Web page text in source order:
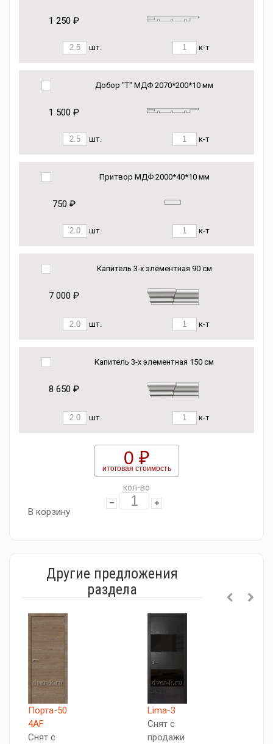
1 250 ₽
шт. к-т
Добор "Т" МДФ 2070*200*10 мм
1 500 ₽
шт. к-т
Притвор МДФ 2000*40*10 мм
750 ₽
шт. к-т
Капитель 3-х элементная 90 см
7 000 ₽
шт. к-т
Капитель 3-х элементная 150 см
8 650 ₽
шт. к-т
0 ₽
итоговая стоимость
кол-во
В корзину
Другие предложения
раздела
Порта-50
4AF
Снят с
Lima-3
Снят с
продажи